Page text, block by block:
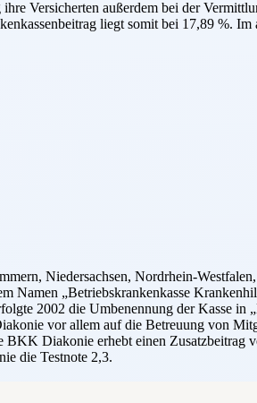
Versicherten außerdem bei der
liegt somit bei 17,89 %. Im
Niedersachsen, Nordrhein-
Namen „Betriebskrankenkasse
2002 die Umbenennung der Kasse
vor allem auf die Betreuung von
Diakonie erhebt einen Zusatzbeitrag
die Testnote 2,3.